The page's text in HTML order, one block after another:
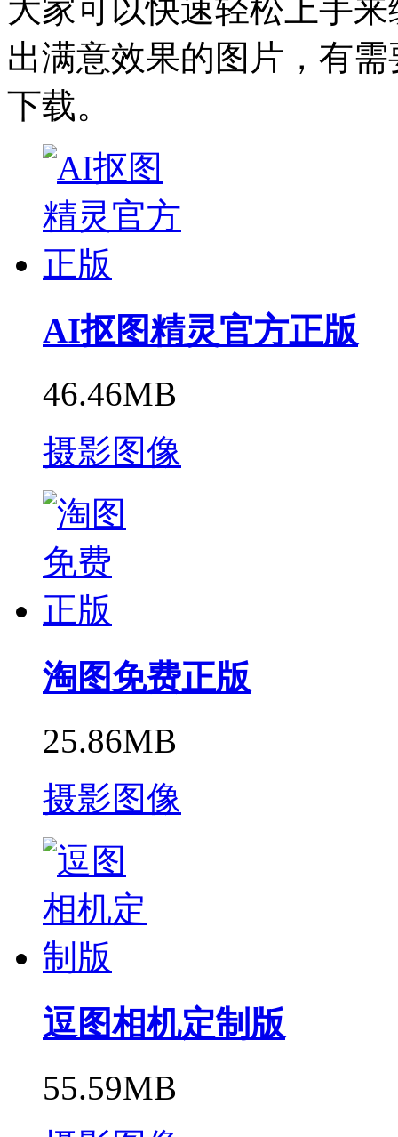
大家可以快速轻松上手
出满意效果的图片，有
下载。
AI抠图精灵官方正版
46.46MB
摄影图像
淘图免费正版
25.86MB
摄影图像
逗图相机定制版
55.59MB